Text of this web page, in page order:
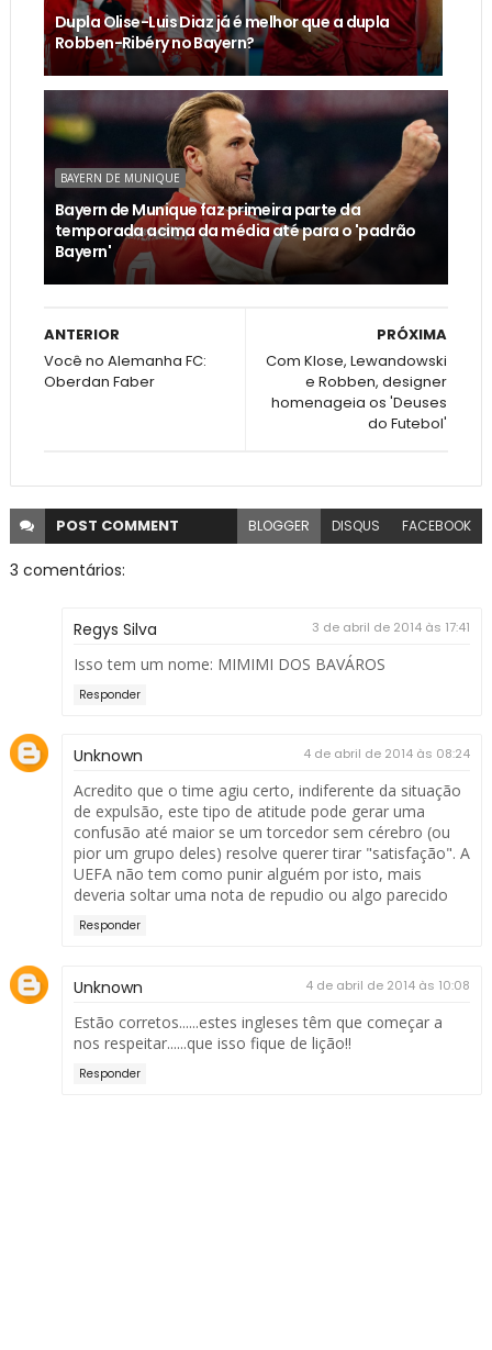
Dupla Olise-Luis Diaz já é melhor que a dupla
Robben-Ribéry no Bayern?
BAYERN DE MUNIQUE
Bayern de Munique faz primeira parte da
temporada acima da média até para o 'padrão
Bayern'
PRÓXIMA
Com Klose, Lewandowski
e Robben, designer
homenageia os 'Deuses
do Futebol'
ANTERIOR
Você no Alemanha FC:
Oberdan Faber
POST COMMENT BLOGGER DISQUS FACEBOOK
3 comentários:
Regys Silva 3 de abril de 2014 às 17:41
Isso tem um nome: MIMIMI DOS BAVÁROS
Responder
Unknown 4 de abril de 2014 às 08:24
Acredito que o time agiu certo, indiferente da situação
de expulsão, este tipo de atitude pode gerar uma
confusão até maior se um torcedor sem cérebro (ou
pior um grupo deles) resolve querer tirar "satisfação". A
UEFA não tem como punir alguém por isto, mais
deveria soltar uma nota de repudio ou algo parecido
Responder
Unknown 4 de abril de 2014 às 10:08
Estão corretos......estes ingleses têm que começar a
nos respeitar......que isso fique de lição!!
Responder